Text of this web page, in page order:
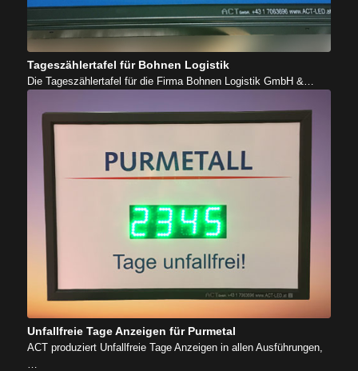
Tageszählertafel für Bohnen Logistik
Die Tageszählertafel für die Firma Bohnen Logistik GmbH &…
Unfallfreie Tage Anzeigen für Purmetal
ACT produziert Unfallfreie Tage Anzeigen in allen Ausführungen,
…